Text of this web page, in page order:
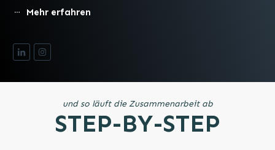
Mehr erfahren
und so läuft die Zusammenarbeit ab
STEP-BY-STEP